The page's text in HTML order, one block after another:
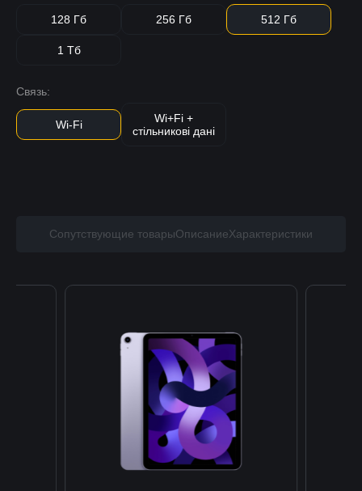
128 Гб 256 Гб 512 Гб
1 Тб
Связь:
Wi-Fi
Wi+Fi +
стільникові дані
Сопутствующие товарыОписаниеХарактеристики